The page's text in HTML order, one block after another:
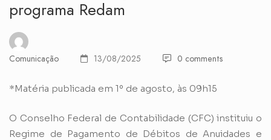
programa Redam
Comunicação 13/08/2025 0 comments
*Matéria publicada em 1º de agosto, às 09h15
O Conselho Federal de Contabilidade (CFC) instituiu o
Regime de Pagamento de Débitos de Anuidades e